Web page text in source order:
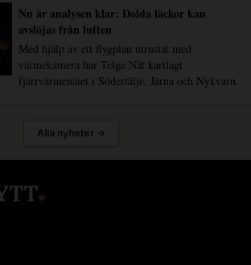
Nu är analysen klar: Dolda läckor kan
avslöjas från luften
Med hjälp av ett flygplan utrustat med
värmekamera har Telge Nät kartlagt
fjärrvärmenätet i Södertälje, Järna och Nykvarn.
Alla nyheter →